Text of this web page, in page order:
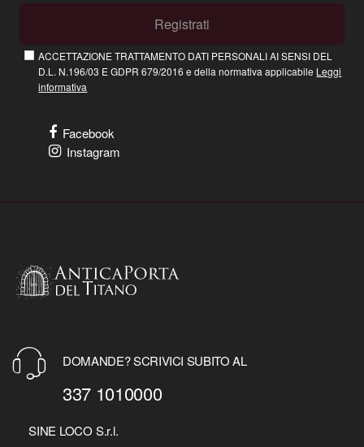
Registrati
ACCETTAZIONE TRATTAMENTO DATI PERSONALI AI SENSI DEL
D.L. N.196/03 E GDPR 679/2016 e della normativa applicabile Leggi
informativa
Facebook
Instagram
DOMANDE? SCRIVICI SUBITO AL
337 1010000
SINE LOCO S.r.l.